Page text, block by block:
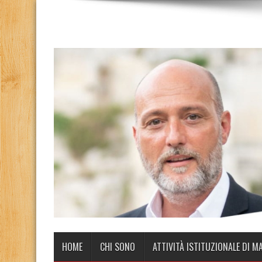
HOME CHI SONO ATTIVITÀ ISTITUZIONALE DI